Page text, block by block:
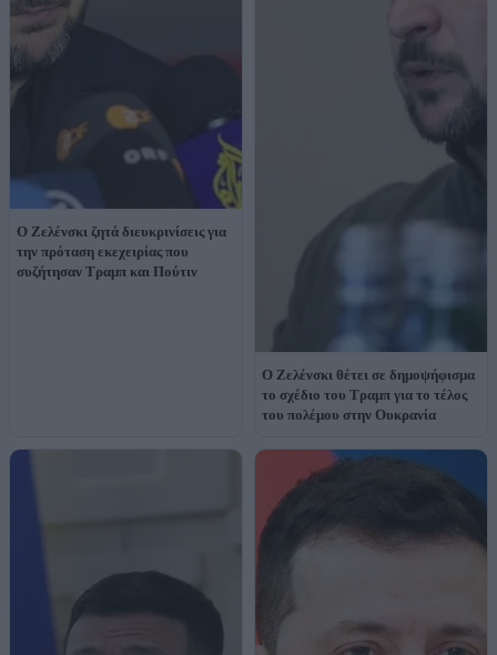
Ο Ζελένσκι ζητά διευκρινίσεις για
την πρόταση εκεχειρίας που
συζήτησαν Τραμπ και Πούτιν
Ο Ζελένσκι θέτει σε δημοψήφισμα
το σχέδιο του Τραμπ για το τέλος
του πολέμου στην Ουκρανία